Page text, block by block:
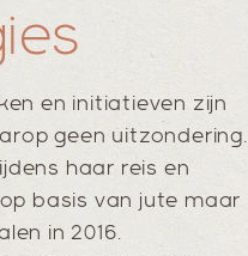
en initiatieven zijn
geen uitzondering.
haar reis en
basis van jute maar
in 2016.